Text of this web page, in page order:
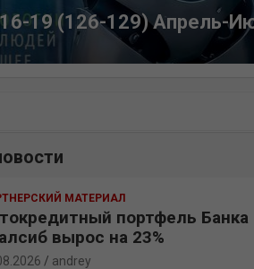
19 (126-129) Апрель-
МАТЕРИАЛ
портфель Банка
вырос на 23%
andrey